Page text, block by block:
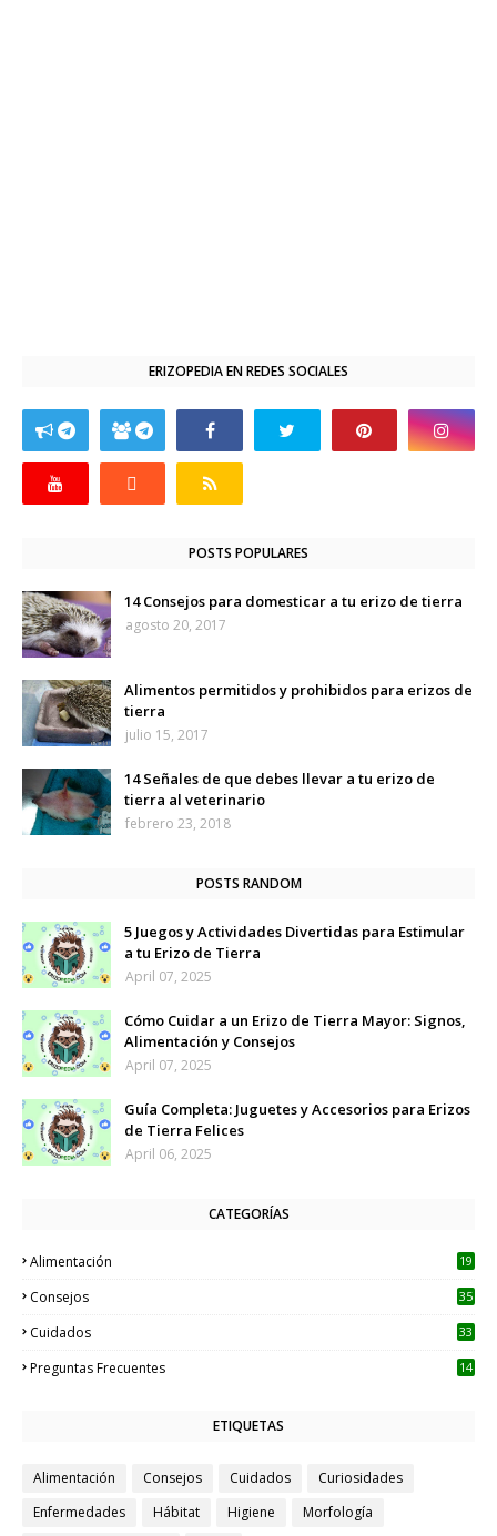
ERIZOPEDIA EN REDES SOCIALES
POSTS POPULARES
14 Consejos para domesticar a tu erizo de tierra
agosto 20, 2017
Alimentos permitidos y prohibidos para erizos de
tierra
julio 15, 2017
14 Señales de que debes llevar a tu erizo de
tierra al veterinario
febrero 23, 2018
POSTS RANDOM
5 Juegos y Actividades Divertidas para Estimular
a tu Erizo de Tierra
April 07, 2025
Cómo Cuidar a un Erizo de Tierra Mayor: Signos,
Alimentación y Consejos
April 07, 2025
Guía Completa: Juguetes y Accesorios para Erizos
de Tierra Felices
April 06, 2025
CATEGORÍAS
Alimentación 19
Consejos 35
Cuidados 33
Preguntas Frecuentes 14
ETIQUETAS
Alimentación Consejos Cuidados
Curiosidades
Enfermedades
Hábitat Higiene
Morfología